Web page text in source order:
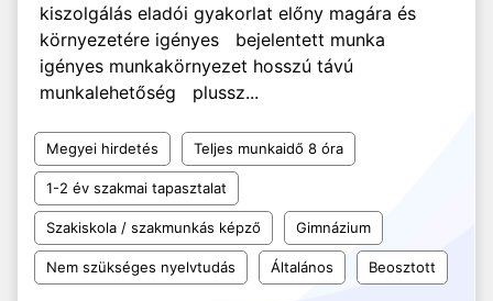
kiszolgálás eladói gyakorlat előny magára és
környezetére igényes bejelentett munka
igényes munkakörnyezet hosszú távú
munkalehetőség plussz...
Megyei hirdetés Teljes munkaidő 8 óra
1-2 év szakmai tapasztalat
Szakiskola / szakmunkás képző Gimnázium
Nem szükséges nyelvtudás Általános Beosztott